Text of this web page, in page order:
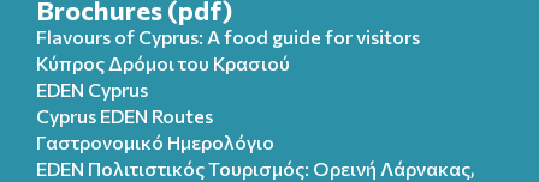
Brochures (pdf)
Flavours of Cyprus: A food guide for visitors
Κύπρος Δρόμοι του Κρασιού
EDEN Cyprus
Cyprus EDEN Routes
Γαστρονομικό Ημερολόγιο
EDEN Πολιτιστικός Τουρισμός: Ορεινή Λάρνακας,